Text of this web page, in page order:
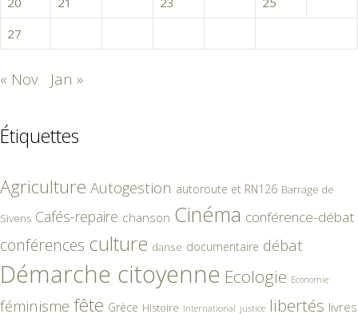
27
« Nov Jan »
Étiquettes
Agriculture Autogestion autoroute et RN126 Barrage de
Sivens Cafés-repaire chanson Cinéma conférence-débat
conférences culture danse documentaire débat
Démarche citoyenne Ecologie Economie
féminisme fête Grèce Histoire International justice libertés livres